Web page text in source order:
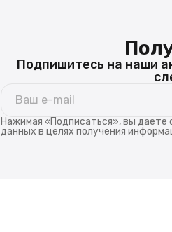
Подпишитесь на наши
Нажимая «Подписаться», вы даете
данных в целях получения